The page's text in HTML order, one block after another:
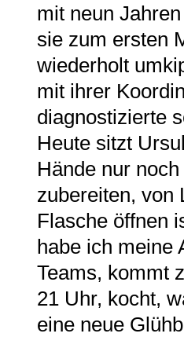
mit neun
sie zum ersten
wiederholt
mit ihrer
diagnostizierte
Heute sitzt
Hände nur
zubereiten, von
Flasche öffnen
habe ich meine
Teams, kommt
21 Uhr, kocht,
eine neue